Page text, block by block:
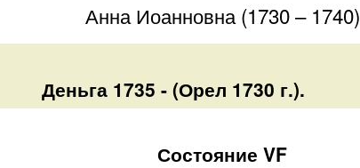
Анна Иоанновна (1730 – 1740)
Деньга 1735 - (Орел 1730 г.).
Состояние VF